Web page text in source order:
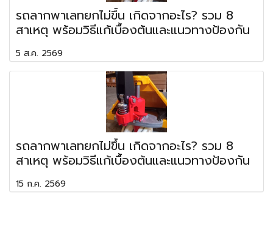
รถลากพาเลทยกไม่ขึ้น เกิดจากอะไร? รวม 8
สาเหตุ พร้อมวิธีแก้เบื้องต้นและแนวทางป้องกัน
5 ส.ค. 2569
รถลากพาเลทยกไม่ขึ้น เกิดจากอะไร? รวม 8
สาเหตุ พร้อมวิธีแก้เบื้องต้นและแนวทางป้องกัน
15 ก.ค. 2569